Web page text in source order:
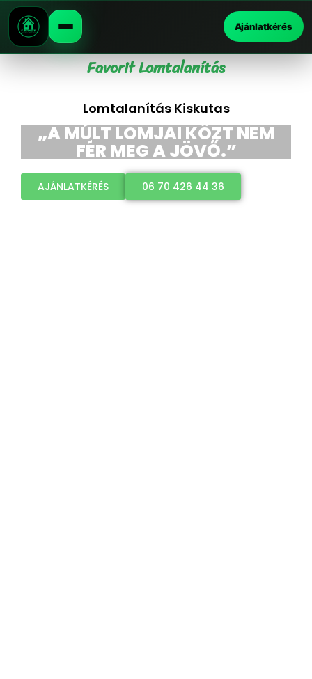
Ajánlatkérés
Favorit Lomtalanítás
Lomtalanítás Kiskutas
„A MÚLT LOMJAI KÖZT NEM
FÉR MEG A JÖVŐ.”
AJÁNLATKÉRÉS 06 70 426 44 36